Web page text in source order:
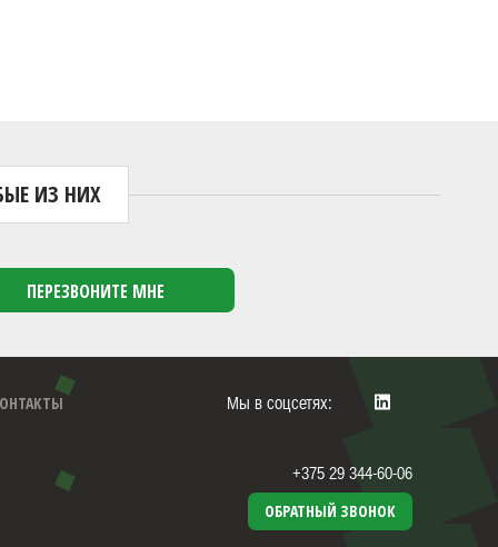
ИЗ НИХ
Мы в соцсетях:
+375 29 344-60-06
ОБРАТНЫЙ ЗВОНОК